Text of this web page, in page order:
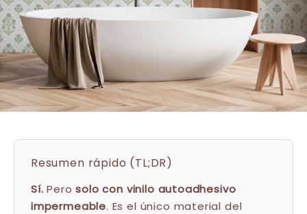
Resumen rápido (TL;DR)
Sí. Perosolo con vinilo autoadhesivo
impermeable. Es el único material del